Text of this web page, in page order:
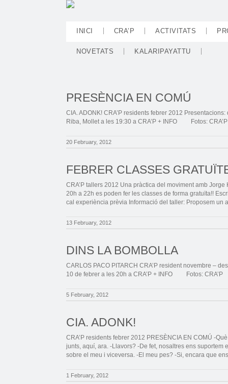
INICI CRA’P ACTIVITATS
NOVETATS KALARIPAYATTU
PRESÈNCIA EN COMÚ
CIA. ADONK! CRA’P residents febrer 2012
Riba, Mollet a les 19:30 a CRA’P + INFO Fotos:
20 February, 2012
FEBRER CLASSES
CRA’P tallers 2012 Una pràctica del moviment amb
20h a 22h es poden fer les classes de forma gratuïta!!
cal experiència prèvia Informació del taller: Proposem un
13 February, 2012
DINS LA BOMBOLLA
CARLOS PACO PITARCH CRA’P resident novembre –
10 de febrer a les 20h a CRA’P + INFO Fotos: CRA’P
5 February, 2012
CIA. ADONK!
CRA’P residents febrer 2012 PRESÈNCIA EN COMÚ -
junts, aquí, ara. -Llavors? -De fet, nosaltres ens
sobre el meu i viceversa. -El meu pes? -Si, encara que
1 February, 2012